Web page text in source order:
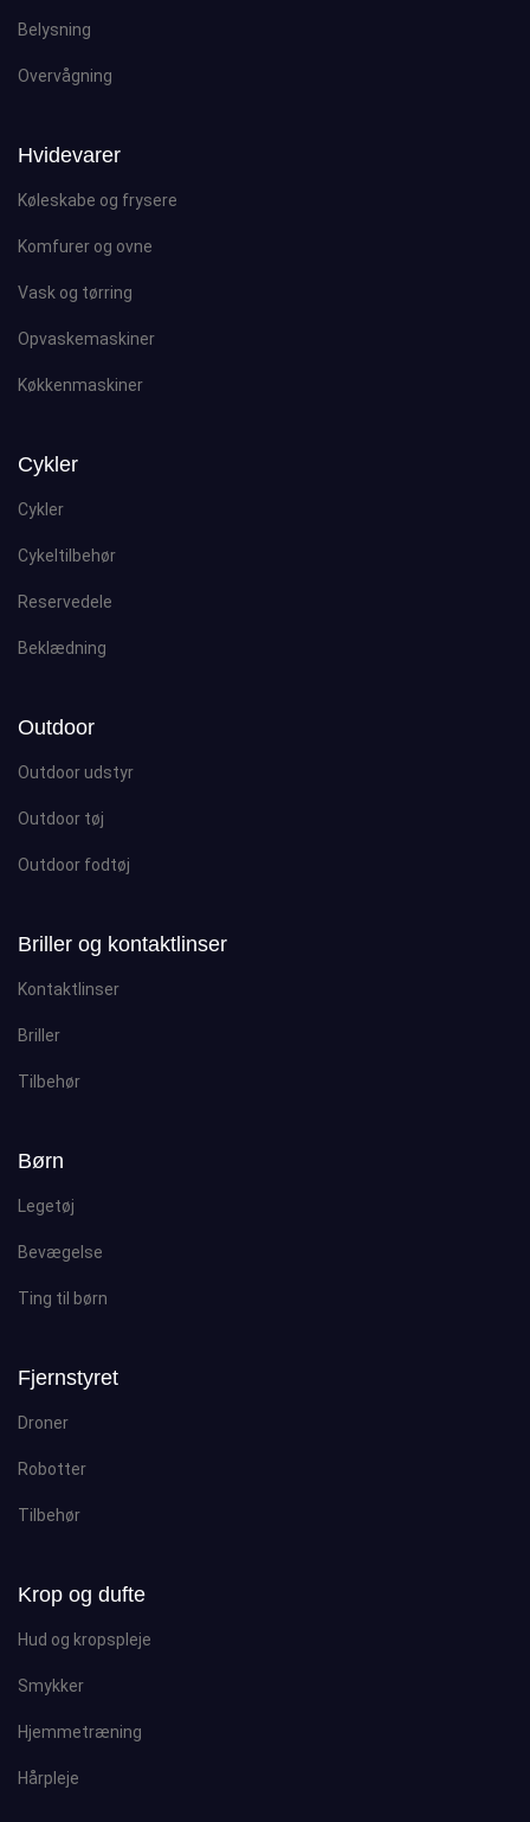
Belysning
Overvågning
Hvidevarer
Køleskabe og frysere
Komfurer og ovne
Vask og tørring
Opvaskemaskiner
Køkkenmaskiner
Cykler
Cykler
Cykeltilbehør
Reservedele
Beklædning
Outdoor
Outdoor udstyr
Outdoor tøj
Outdoor fodtøj
Briller og kontaktlinser
Kontaktlinser
Briller
Tilbehør
Børn
Legetøj
Bevægelse
Ting til børn
Fjernstyret
Droner
Robotter
Tilbehør
Krop og dufte
Hud og kropspleje
Smykker
Hjemmetræning
Hårpleje